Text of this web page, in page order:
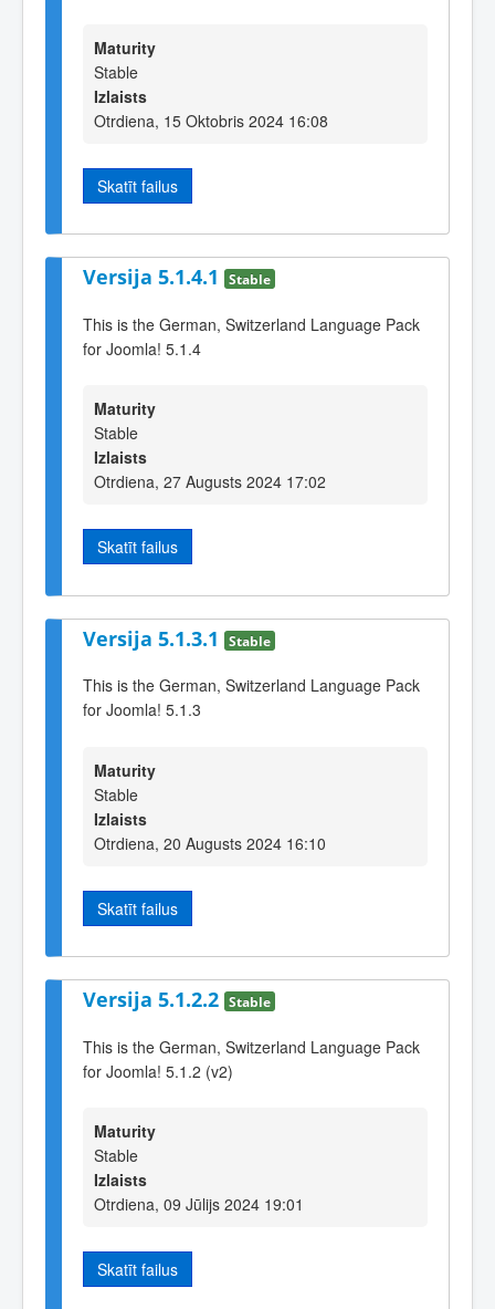
Maturity
Stable
Izlaists
Otrdiena, 15 Oktobris 2024 16:08
Skatīt failus
Versija 5.1.4.1 Stable
This is the German, Switzerland Language Pack
for Joomla! 5.1.4
Maturity
Stable
Izlaists
Otrdiena, 27 Augusts 2024 17:02
Skatīt failus
Versija 5.1.3.1 Stable
This is the German, Switzerland Language Pack
for Joomla! 5.1.3
Maturity
Stable
Izlaists
Otrdiena, 20 Augusts 2024 16:10
Skatīt failus
Versija 5.1.2.2 Stable
This is the German, Switzerland Language Pack
for Joomla! 5.1.2 (v2)
Maturity
Stable
Izlaists
Otrdiena, 09 Jūlijs 2024 19:01
Skatīt failus